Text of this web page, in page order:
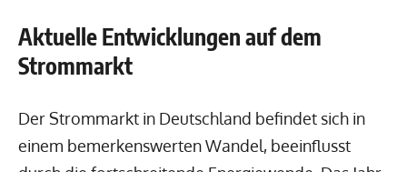
Aktuelle Entwicklungen auf dem
Strommarkt
Der Strommarkt in Deutschland befindet sich in
einem bemerkenswerten Wandel, beeinflusst